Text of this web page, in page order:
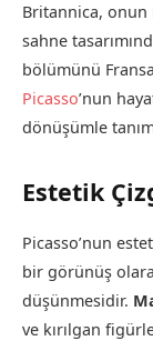
Britannica, onun
sahne
bölümünü
Picasso’nun
dönüşümle
Estetik
Picasso’nun
bir görünüş
düşünmesidir.
ve kırılgan